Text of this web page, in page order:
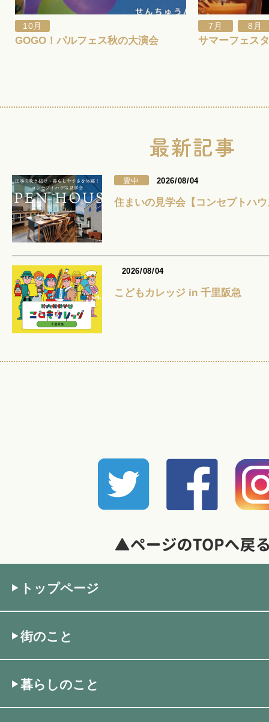
10月
GOGO！パルフェス秋の大演会
7月 8月
サマーフェス
豊中 2026/08/04
住まいの見学会【コンセプトハ
2026/08/04
こどもカレッジ in 千里阪急
トップページ
街のこと
暮らしのこと